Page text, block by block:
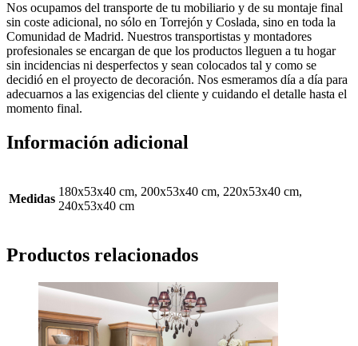
Nos ocupamos del transporte de tu mobiliario y de su montaje final
sin coste adicional, no sólo en Torrejón y Coslada, sino en toda la
Comunidad de Madrid. Nuestros transportistas y montadores
profesionales se encargan de que los productos lleguen a tu hogar
sin incidencias ni desperfectos y sean colocados tal y como se
decidió en el proyecto de decoración. Nos esmeramos día a día para
adecuarnos a las exigencias del cliente y cuidando el detalle hasta el
momento final.
Información adicional
Medidas
180x53x40 cm, 200x53x40 cm, 220x53x40 cm,
240x53x40 cm
Productos relacionados